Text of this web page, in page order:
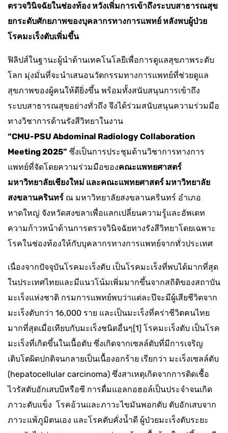
ตรวจวินิจฉัยในช่องท้อง หวังเพิ่มการเข้าถึงระบบสาธารณสุข
ยกระดับศักยภาพของบุคลากรทางการแพทย์ หลังพบผู้ป่วย
โรคมะเร็งตับเพิ่มขึ้น
ฟิลิปส์ในฐานะผู้นำด้านเทคโนโลยีเพื่อการดูแลสุขภาพระดับ
โลก มุ่งมั่นที่จะนำเสนอนวัตกรรมทางการแพทย์ที่ช่วยดูแล
สุขภาพของผู้คนให้ดียิ่งขึ้น พร้อมทั้งสนับสนุนการเข้าถึง
ระบบสาธารณสุขอย่างทั่วถึง จึงได้ร่วมสนับสนุนความร่วมมือ
ทางวิชาการด้านรังสีวิทยาในงาน
“CMU-PSU Abdominal Radiology Collaboration
Meeting 2025” ซึ่งเป็นการประชุมด้านวิชาการทางการ
แพทย์ที่จัดโดยความร่วมมือของคณะแพทยศาสตร์
มหาวิทยาลัยเชียงใหม่ และคณะแพทยศาสตร์ มหาวิทยาลัย
สงขลานครินทร์ ณ มหาวิทยาลัยสงขลานครินทร์ อำเภอ
หาดใหญ่ จังหวัดสงขลาเพื่อแลกเปลี่ยนความรู้และอัพเดท
ความก้าวหน้าด้านการตรวจวินิจฉัยทางรังสีวิทยาโดยเฉพาะ
โรคในช่องท้องให้กับบุคลากรทางการแพทย์จากทั่วประเทศ
เนื่องจากปัจจุบันโรคมะเร็งตับ เป็นโรคมะเร็งที่พบได้มากที่สุด
ในประเทศไทยและมีแนวโน้มเพิ่มมากขึ้นจากสถิติของสถาบัน
มะเร็งแห่งชาติ กรมการแพทย์พบว่าแต่ละปีจะมีผู้เสียชีวิตจาก
มะเร็งตับกว่า 16,000 ราย และเป็นมะเร็งที่คร่าชีวิตคนไทย
มากที่สุดเมื่อเทียบกับมะเร็งชนิดอื่นๆ[1] โรคมะเร็งตับ เป็นโรค
มะเร็งที่เกิดขึ้นในเนื้อตับ ซึ่งเกิดจากเซลล์ตับที่มีการเจริญ
เติบโตผิดปกติจนกลายเป็นเนื้องอกร้าย เรียกว่า มะเร็งเซลล์ตับ
(hepatocellular carcinoma) ซึ่งสาเหตุเกิดจากการติดเชื้อ
ไวรัสตับอักเสบบีหรือซี การดื่มแอลกอฮอล์เป็นประจำจนเกิด
ภาวะตับแข็ง โรคอ้วนและภาวะไขมันพอกตับ ตับอักเสบจาก
ภาวะแพ้ภูมิตนเอง และโรคตับคั่งน้ำดี ผู้ป่วยมะเร็งตับระยะ